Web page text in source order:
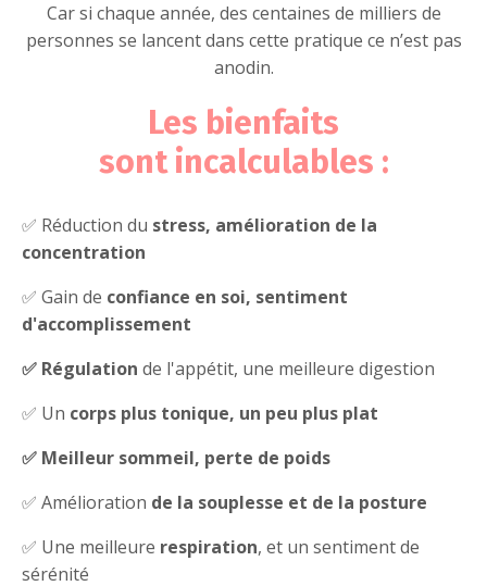
Car si chaque année, des centaines de milliers de
personnes se lancent dans cette pratique ce n’est pas
anodin.
Les bienfaits
sont incalculables :
✅ Réduction du stress, amélioration de la
concentration
✅ ​​Gain de confiance en soi, sentiment
d'accomplissement
✅ Régulation de l'appétit, une meilleure digestion
✅ Un corps plus tonique, un peu plus plat
✅ Meilleur sommeil, perte de poids
✅ Amélioration de la souplesse et de la posture
✅ ​​Une meilleure respiration, et un sentiment de
sérénité